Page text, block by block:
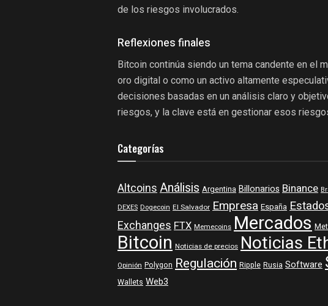
de los riesgos involucrados.
Reflexiones finales
Bitcoin continúa siendo un tema candente en el
oro digital o como un activo altamente
decisiones basadas en un análisis claro y
riesgos, y la clave está en gestionar esos
Categorías
AltcoinsAnálisis Argentina BillonariosBinance
DEXES Dogecoin El Salvador Empresa España
ExchangesFTX Memecoins Mercados
Bitcoin Noticias de precios Noticias
Opinión Polygon Regulación Ripple Rusia Software
Wallets Web3